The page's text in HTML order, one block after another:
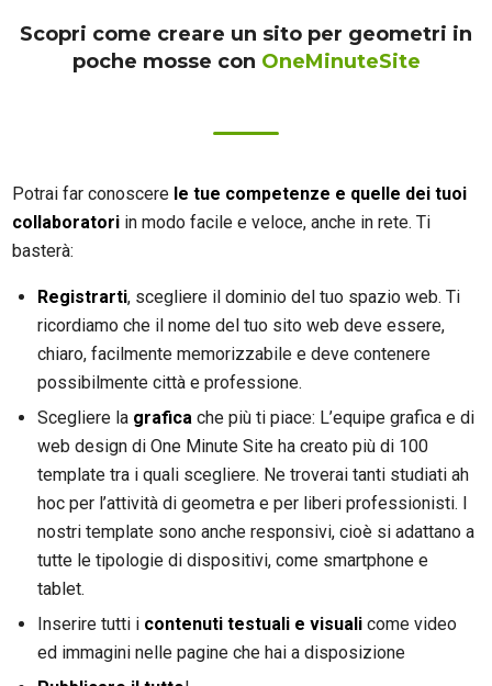
Scopri come creare un sito per geometri in
poche mosse con OneMinuteSite
Potrai far conoscere le tue competenze e quelle dei tuoi
collaboratori in modo facile e veloce, anche in rete. Ti
basterà:
Registrarti, scegliere il dominio del tuo spazio web. Ti
ricordiamo che il nome del tuo sito web deve essere,
chiaro, facilmente memorizzabile e deve contenere
possibilmente città e professione.
Scegliere la grafica che più ti piace: L’equipe grafica e di
web design di One Minute Site ha creato più di 100
template tra i quali scegliere. Ne troverai tanti studiati ah
hoc per l’attività di geometra e per liberi professionisti. I
nostri template sono anche responsivi, cioè si adattano a
tutte le tipologie di dispositivi, come smartphone e
tablet.
Inserire tutti i contenuti testuali e visuali come video
ed immagini nelle pagine che hai a disposizione